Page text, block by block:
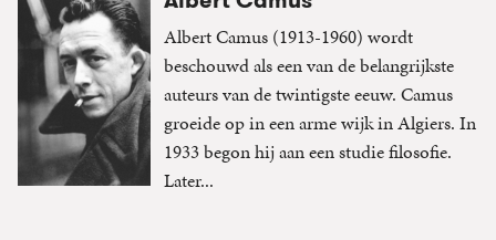
Albert Camus (1913-1960) wordt
beschouwd als een van de belangrijkste
auteurs van de twintigste eeuw. Camus
groeide op in een arme wijk in Algiers. In
1933 begon hij aan een studie filosofie.
Later...